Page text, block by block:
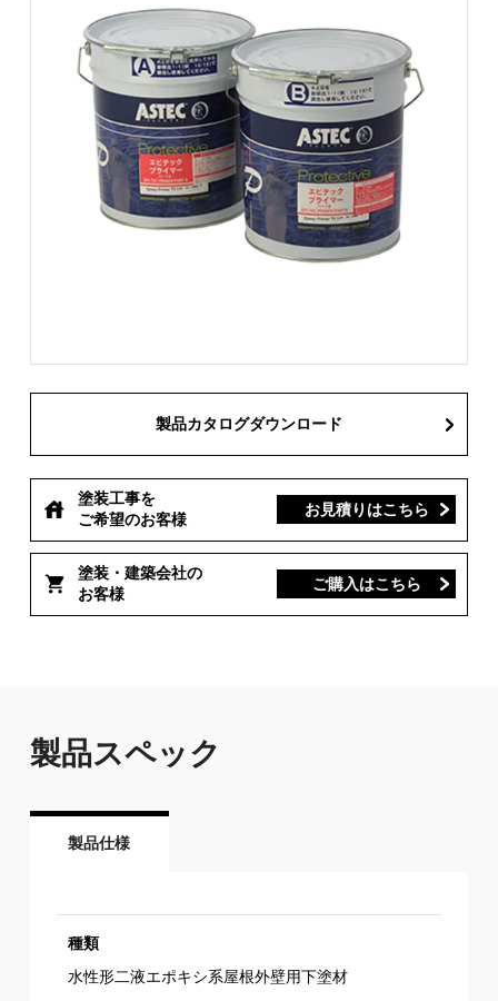
製品カタログダウンロード
塗装工事を
ご希望のお客様
お見積りはこちら
塗装・建築会社の
お客様
ご購入はこちら
製品スペック
製品仕様
種類
水性形二液エポキシ系屋根外壁用下塗材